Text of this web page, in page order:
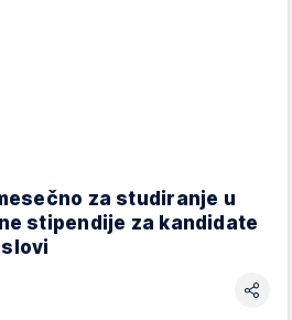
za studiranje u
stipendije za kandidate